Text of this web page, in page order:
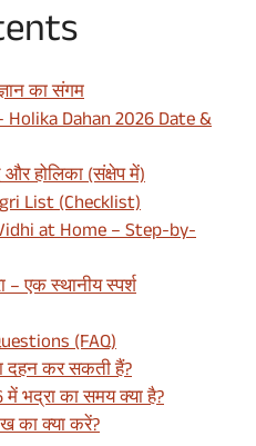
का संगम
Dahan 2026 Date &
और होलिका (संक्षेप में)
List (Checklist)
at Home – Step-by-
– एक स्थानीय स्पर्श
(FAQ)
दहन कर सकती हैं?
भद्रा का समय क्या है?
का क्या करें?